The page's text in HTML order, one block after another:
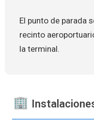
El punto de parada
recinto
la terminal.